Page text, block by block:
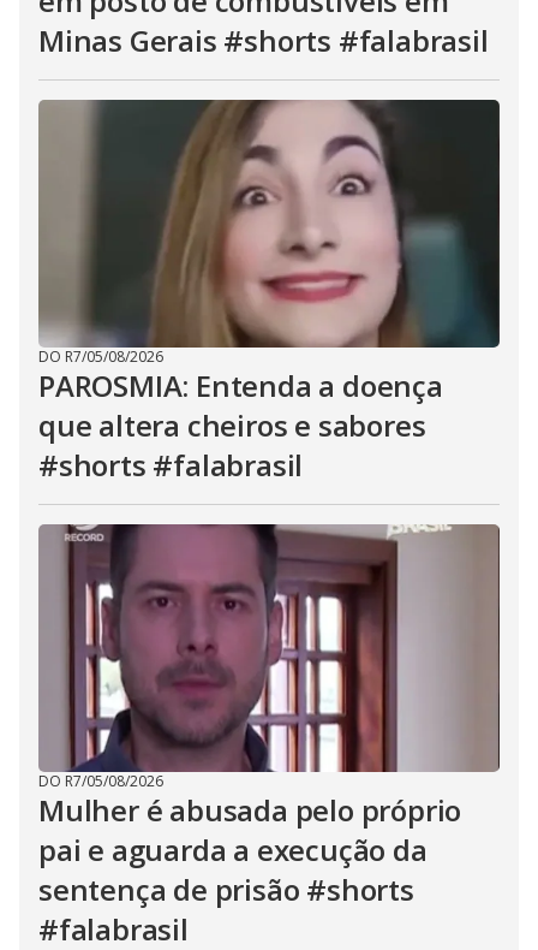
Minas Gerais #shorts #falabrasil
DO R7/05/08/2026
PAROSMIA: Entenda a doença
que altera cheiros e sabores
#shorts #falabrasil
DO R7/05/08/2026
Mulher é abusada pelo próprio
pai e aguarda a execução da
sentença de prisão #shorts
#falabrasil